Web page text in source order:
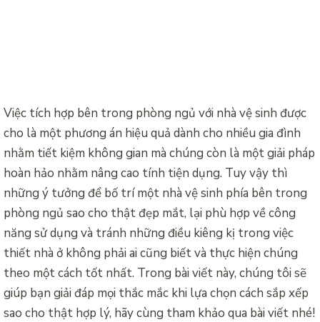
Việc tích hợp bên trong phòng ngủ với nhà vệ sinh được
cho là một phương án hiệu quả dành cho nhiều gia đình
nhằm tiết kiệm không gian mà chúng còn là một giải pháp
hoàn hảo nhằm nâng cao tính tiện dụng. Tuy vậy thì
những ý tưởng để bố trí một nhà vệ sinh phía bên trong
phòng ngủ sao cho thật đẹp mắt, lại phù hợp về công
năng sử dụng và tránh những điều kiêng kị trong việc
thiết nhà ở không phải ai cũng biết và thực hiện chúng
theo một cách tốt nhất. Trong bài viết này, chúng tôi sẽ
giúp bạn giải đáp mọi thắc mắc khi lựa chọn cách sắp xếp
sao cho thật hợp lý, hãy cùng tham khảo qua bài viết nhé!